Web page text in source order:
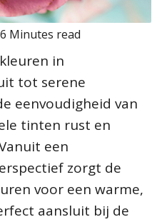
6 Minutes read
in
tot serene
eenvoudigheid van
tinten rust en
een
zorgt de
voor een warme,
aansluit bij de